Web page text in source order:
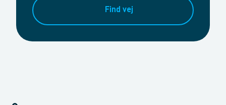
Find vej